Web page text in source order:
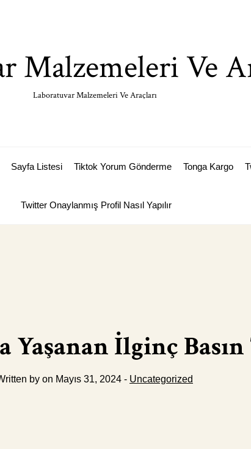
Malzemeleri Ve
Laboratuvar Malzemeleri Ve Araçları
Sayfa Listesi Tiktok Yorum Gönderme Tonga Kargo
Twitter Onaylanmış Profil Nasıl Yapılır
İlginç
by on Mayıs 31, 2024 - Uncategorized